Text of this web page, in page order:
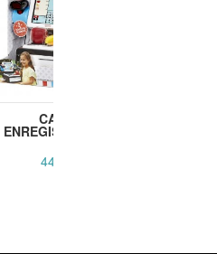
CAISSE
ENREGISTREUSE...
44,90 €